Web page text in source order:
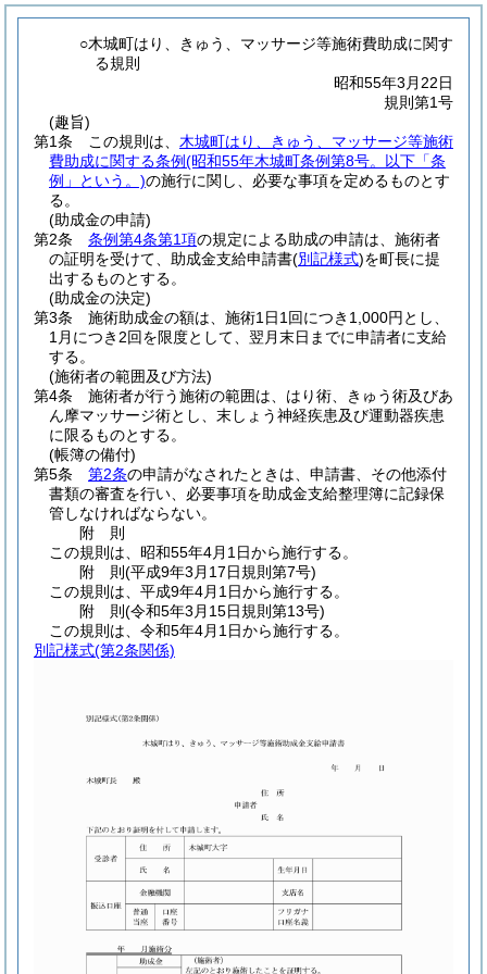
○木城町はり、きゅう、マッサージ等施術費助成に関す
る規則
昭和55年3月22日
規則第1号
(趣旨)
第1条
この規則は、 木城町はり、きゅう、マッサージ等施術
費助成に関する条例(昭和55年木城町条例第8号。以下「条
例」という。)の施行に関し、必要な事項を定めるものとす
る。
(助成金の申請)
第2条
条例第4条第1項の規定による助成の申請は、施術者
の証明を受けて、助成金支給申請書(別記様式)を町長に提
出するものとする。
(助成金の決定)
第3条
施術助成金の額は、施術1日1回につき1,000円とし、
1月につき2回を限度として、翌月末日までに申請者に支給
する。
(施術者の範囲及び方法)
第4条
施術者が行う施術の範囲は、はり術、きゅう術及びあ
ん摩マッサージ術とし、末しょう神経疾患及び運動器疾患
に限るものとする。
(帳簿の備付)
第5条
第2条の申請がなされたときは、申請書、その他添付
書類の審査を行い、必要事項を助成金支給整理簿に記録保
管しなければならない。
附 則
この規則は、昭和55年4月1日から施行する。
附 則(平成9年3月17日規則第7号)
この規則は、平成9年4月1日から施行する。
附 則(令和5年3月15日規則第13号)
この規則は、令和5年4月1日から施行する。
別記様式(第2条関係)